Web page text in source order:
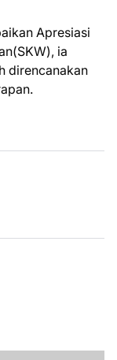
Apresiasi
ia
direncanakan